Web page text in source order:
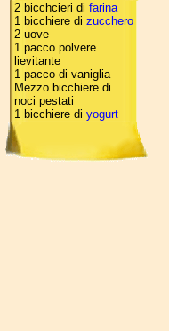
2 bicchcieri di farina
1 bicchiere di zucchero
2 uove
1 pacco polvere
lievitante
1 pacco di vaniglia
Mezzo bicchiere di
noci pestati
1 bicchiere di yogurt